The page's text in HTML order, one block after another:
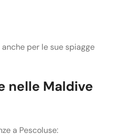
per le sue spiagge
nelle Maldive
a Pescoluse: